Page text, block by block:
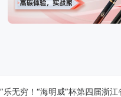
乐无穷！“海明威”杯第四届浙